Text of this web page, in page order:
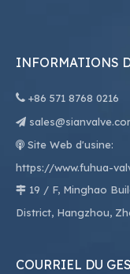
INFORMATIONS
 +86 571 8768 0216

 Site Web d'usine:
https://www.fuhua-
 19 / F, Minghao
District, Hangzhou,
COURRIEL DU